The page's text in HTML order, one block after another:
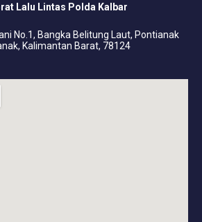
Lalu Lintas Polda Kalbar
No.1, Bangka Belitung Laut, Pontianak
Kalimantan Barat, 78124